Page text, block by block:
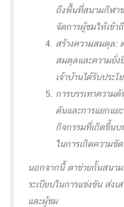
ถึงพื้นที่สนามกีฬา
จัดการผู้ชมให้เข้า
สร้างความสมดุล:
สมดุลและความยั่ง
เจ้าบ้านได้รับประ
การบรรเทาความ
ดันและการแยกแย
กิจกรรมที่เกิดขึ้นบ
ในการเกิดความขั
นอกจากนี้ ตาข่ายกั้นสนาม
ระเบียบในการแข่งขัน ส่ง
และผู้ชม